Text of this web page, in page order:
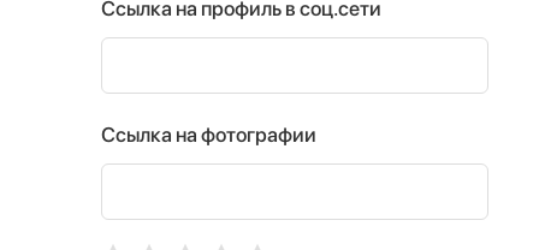
Ссылка на профиль в соц.сети
Ссылка на фотографии